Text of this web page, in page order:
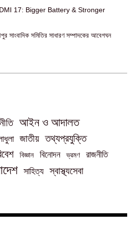
17: Bigger Battery & Stronger
সাংবাদিক সমিতির সাধারণ সম্পাদকের আবেগঘন
আইন ও আদালত
জাতীয় তথ্যপ্রযুক্তি
বিজ্ঞান বিনোদন ভ্রমণ রাজনীতি
সাহিত্য স্বাস্থ্যসেবা